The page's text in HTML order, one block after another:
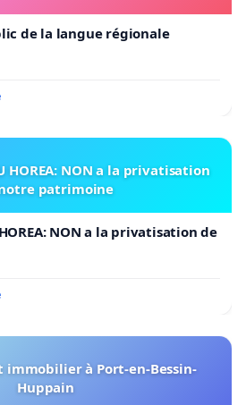
de la langue régionale
HOREA: NON a la privatisation
patrimoine
HOREA: NON a la privatisation de
immobilier à Port-en-Bessin-
Huppain